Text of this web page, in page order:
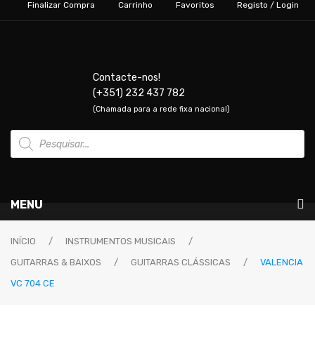
Finalizar Compra Carrinho Favoritos Registo / Login
Contacte-nos!
(+351) 232 437 782
(Chamada para a rede fixa nacional)
Products
search
MENU
Instrumentos Musicais
GUITARRAS & BAIXOS
INÍCIO / INSTRUMENTOS MUSICAIS
/
GUITARRAS & BAIXOS
/ GUITARRAS CLÁSSICAS /
VALENCIA
VC 704 CE